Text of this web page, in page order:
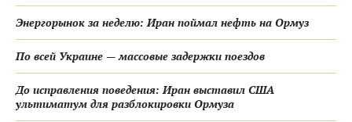
Энергорынок за неделю: Иран поймал нефть на Ормуз
По всей Украине — массовые задержки поездов
До исправления поведения: Иран выставил США
ультиматум для разблокировки Ормуза